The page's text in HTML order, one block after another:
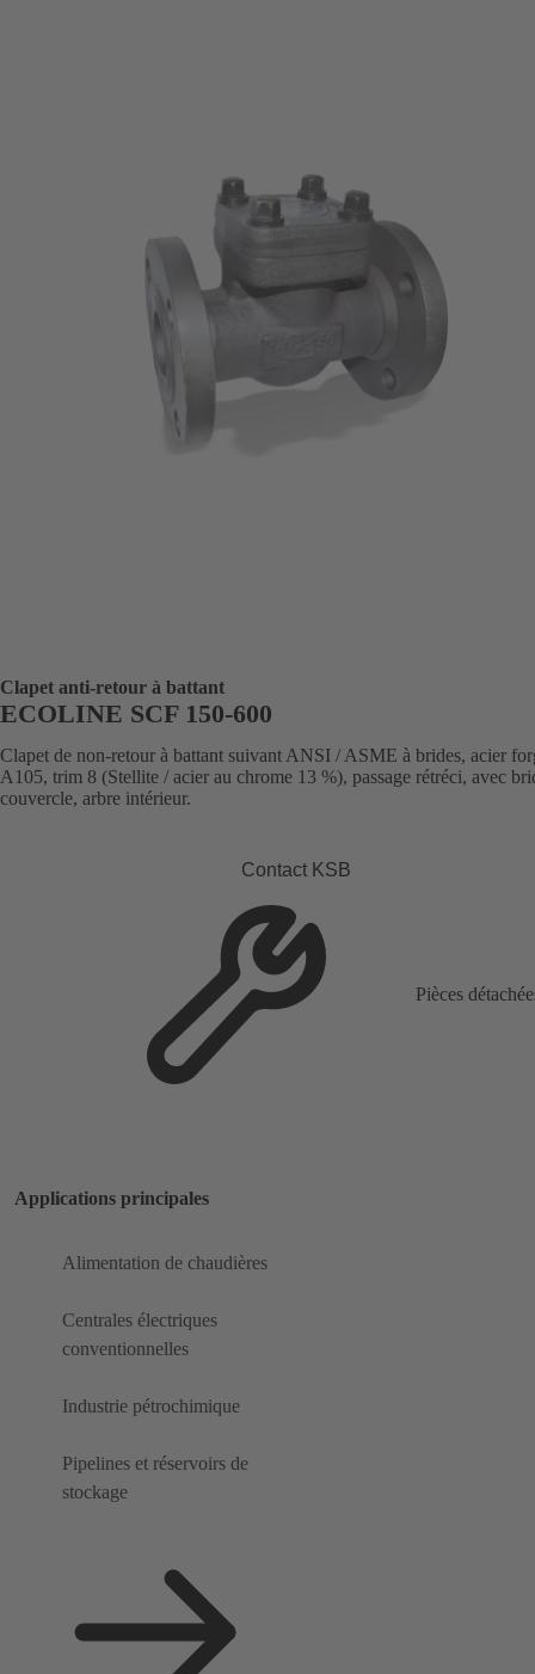
Clapet anti-retour à battant
ECOLINE SCF 150-600
Clapet de non-retour à battant suivant ANSI / ASME à brides, acier
A105, trim 8 (Stellite / acier au chrome 13 %), passage rétréci, avec
couvercle, arbre intérieur.
Contact KSB
Pièces
Applications principales
Alimentation de chaudières
Centrales électriques
conventionnelles
Industrie pétrochimique
Pipelines et réservoirs de
stockage